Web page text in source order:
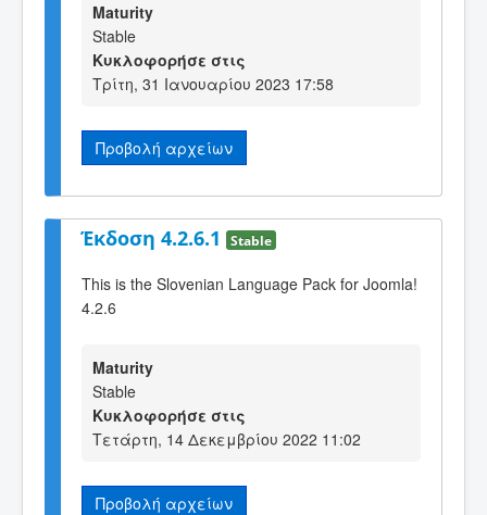
Maturity
Stable
Κυκλοφορήσε στις
Τρίτη, 31 Ιανουαρίου 2023 17:58
Προβολή αρχείων
Έκδοση 4.2.6.1 Stable
This is the Slovenian Language Pack for Joomla!
4.2.6
Maturity
Stable
Κυκλοφορήσε στις
Τετάρτη, 14 Δεκεμβρίου 2022 11:02
Προβολή αρχείων